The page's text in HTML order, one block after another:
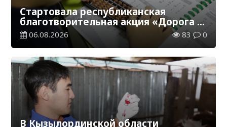
Стартовала республиканская
благотворительная акция «Дорога в
школу»
06.08.2026 83 0
В Кызылординской области